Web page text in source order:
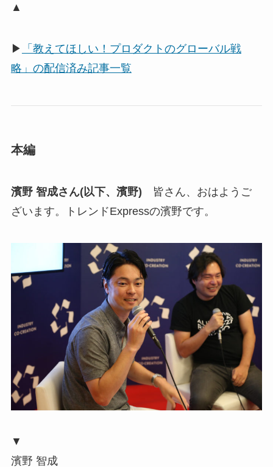
▲
▶
「教えてほしい！プロダクトのグローバル戦
略」の配信済み記事一覧
本編
濱野 智成さん(以下、濱野) 皆さん、おはようご
ざいます。トレンドExpressの濱野です。
▼
濱野 智成